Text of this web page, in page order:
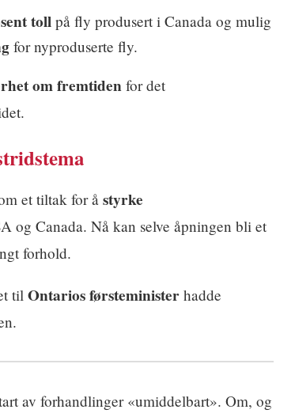
toll på fly produsert i Canada og mulig
for nyproduserte fly.
om fremtiden for det
et tiltak for å styrke
og Canada. Nå kan selve åpningen bli et
forhold.
til Ontarios førsteminister hadde
av forhandlinger «umiddelbart». Om, og